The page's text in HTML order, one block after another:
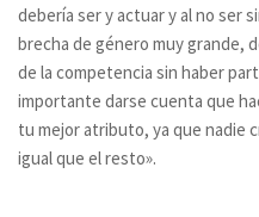
debería ser y actuar y al no ser
brecha de género muy grande,
de la competencia sin haber
importante darse cuenta que
tu mejor atributo, ya que nadie
igual que el resto».